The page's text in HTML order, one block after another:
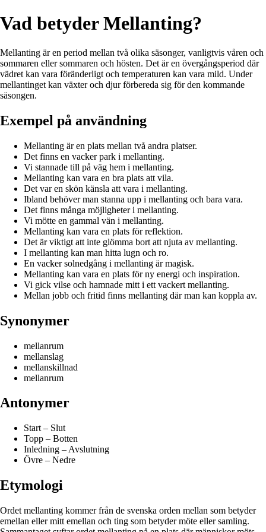
Vad betyder Mellanting?
Mellanting är en period mellan två olika säsonger, vanligtvis våren och
sommaren eller sommaren och hösten. Det är en övergångsperiod där
vädret kan vara föränderligt och temperaturen kan vara mild. Under
mellantinget kan växter och djur förbereda sig för den kommande
säsongen.
Exempel på användning
Mellanting är en plats mellan två andra platser.
Det finns en vacker park i mellanting.
Vi stannade till på väg hem i mellanting.
Mellanting kan vara en bra plats att vila.
Det var en skön känsla att vara i mellanting.
Ibland behöver man stanna upp i mellanting och bara vara.
Det finns många möjligheter i mellanting.
Vi mötte en gammal vän i mellanting.
Mellanting kan vara en plats för reflektion.
Det är viktigt att inte glömma bort att njuta av mellanting.
I mellanting kan man hitta lugn och ro.
En vacker solnedgång i mellanting är magisk.
Mellanting kan vara en plats för ny energi och inspiration.
Vi gick vilse och hamnade mitt i ett vackert mellanting.
Mellan jobb och fritid finns mellanting där man kan koppla av.
Synonymer
mellanrum
mellanslag
mellanskillnad
mellanrum
Antonymer
Start – Slut
Topp – Botten
Inledning – Avslutning
Övre – Nedre
Etymologi
Ordet mellanting kommer från de svenska orden mellan som betyder
emellan eller mitt emellan och ting som betyder möte eller samling.